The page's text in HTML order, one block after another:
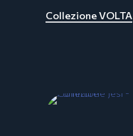
Collezione VOLTA